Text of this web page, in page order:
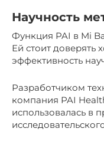
Научность
Функция PAI в Mi
Ей стоит доверять
эффективность
Разработчиком
компания PAI
использовалась в